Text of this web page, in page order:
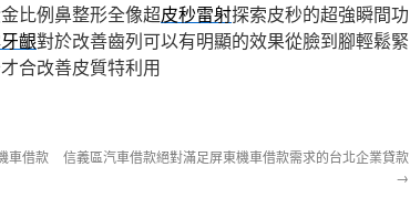
比例鼻整形全像超皮秒雷射探索皮秒的超強瞬間功
齦對於改善齒列可以有明顯的效果從臉到腳輕鬆緊
合改善皮質特利用
車借款
信義區汽車借款絕對滿足屏東機車借款需求的台北企業貸款
→